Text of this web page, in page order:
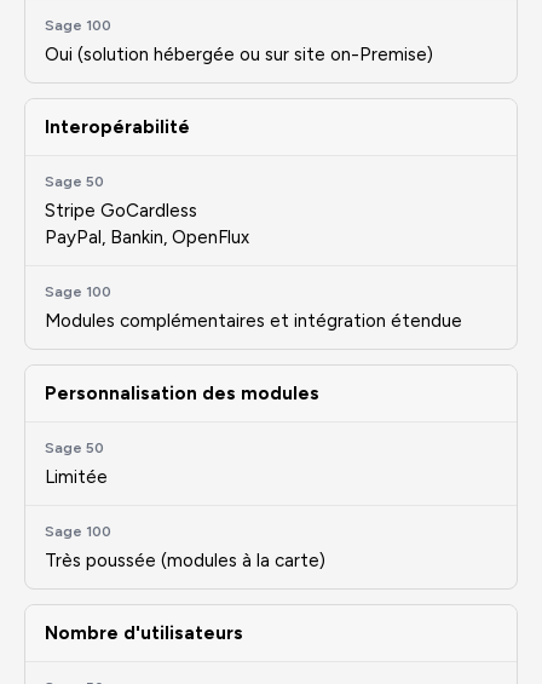
Oui (solution hébergée ou sur site on-Premise)
Interopérabilité
Stripe GoCardless
PayPal, Bankin, OpenFlux
Modules complémentaires et intégration étendue
Personnalisation des modules
Limitée
Très poussée (modules à la carte)
Nombre d'utilisateurs